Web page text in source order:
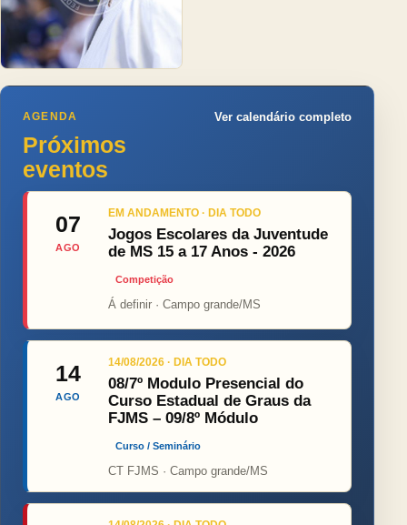
AGENDA
Próximos
eventos
Ver calendário completo
07
AGO
EM ANDAMENTO · DIA TODO
Jogos Escolares da Juventude
de MS 15 a 17 Anos - 2026
Competição
Á definir · Campo grande/MS
14
AGO
14/08/2026 · DIA TODO
08/7º Modulo Presencial do
Curso Estadual de Graus da
FJMS – 09/8º Módulo
Curso / Seminário
CT FJMS · Campo grande/MS